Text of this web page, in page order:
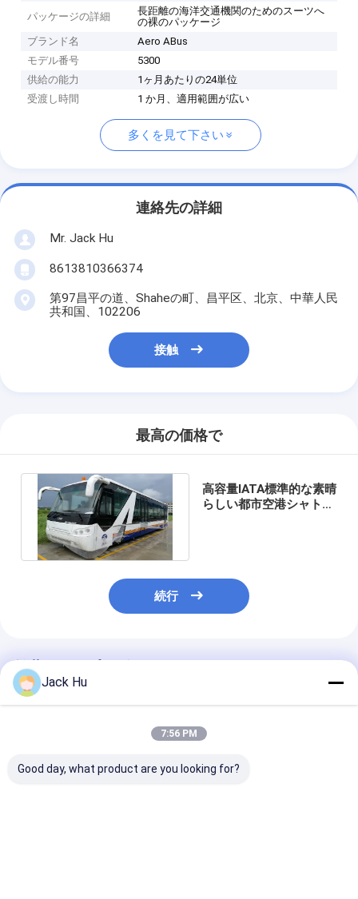
パッケージの詳細
長距離の海洋交通機関のためのスーツへ
の裸のパッケージ
ブランド名
Aero ABus
モデル番号
5300
供給の能力
1ヶ月あたりの24単位
受渡し時間
1 か月、適用範囲が広い
多くを見て下さい
連絡先の詳細
Mr. Jack Hu
8613810366374
第97昌平の道、Shaheの町、昌平区、北京、中華人民
共和国、102206
接触
最高の価格で
高容量IATA標準的な素晴
らしい都市空港シャトル
続行
推薦されたプロダクト
Jack Hu
7:56 PM
Good day, what product are you looking for?